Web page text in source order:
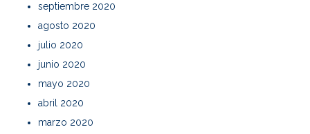
septiembre 2020
agosto 2020
julio 2020
junio 2020
mayo 2020
abril 2020
marzo 2020